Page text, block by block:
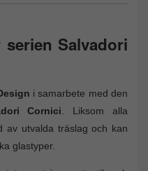
Salvadori
i samarbete med den
Cornici . Liksom alla
av utvalda träslag och kan
glastyper.